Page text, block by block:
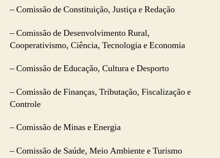
– Comissão de Constituição, Justiça e Redação
– Comissão de Desenvolvimento Rural,
Cooperativismo, Ciência, Tecnologia e Economia
– Comissão de Educação, Cultura e Desporto
– Comissão de Finanças, Tributação, Fiscalização e
Controle
– Comissão de Minas e Energia
– Comissão de Saúde, Meio Ambiente e Turismo